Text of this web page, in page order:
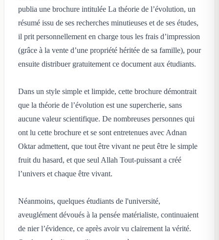
publia une brochure intitulée La théorie de l’évolution, un
résumé issu de ses recherches minutieuses et de ses études,
il prit personnellement en charge tous les frais d’impression
(grâce à la vente d’une propriété héritée de sa famille), pour
ensuite distribuer gratuitement ce document aux étudiants.
Dans un style simple et limpide, cette brochure démontrait
que la théorie de l’évolution est une supercherie, sans
aucune valeur scientifique. De nombreuses personnes qui
ont lu cette brochure et se sont entretenues avec Adnan
Oktar admettent, que tout être vivant ne peut être le simple
fruit du hasard, et que seul Allah Tout-puissant a créé
l’univers et chaque être vivant.
Néanmoins, quelques étudiants de l'université,
aveuglément dévoués à la pensée matérialiste, continuaient
de nier l’évidence, ce après avoir vu clairement la vérité.